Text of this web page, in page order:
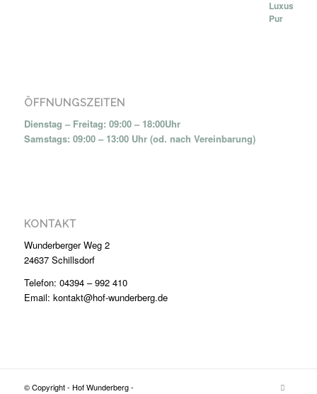
ÖFFNUNGSZEITEN
Dienstag – Freitag: 09:00 – 18:00Uhr
Samstags: 09:00 – 13:00 Uhr (od. nach Vereinbarung)
KONTAKT
Wunderberger Weg 2
24637 Schillsdorf
Telefon: 04394 – 992 410
Email: kontakt@hof-wunderberg.de
© Copyright - Hof Wunderberg -